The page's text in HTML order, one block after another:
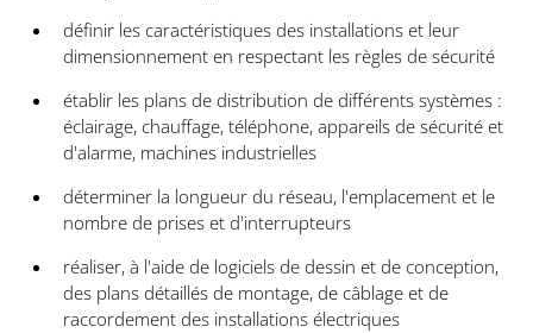
définir les caractéristiques des installations et leur
dimensionnement en respectant les règles de sécurité
établir les plans de distribution de différents systèmes :
éclairage, chauffage, téléphone, appareils de sécurité et
d'alarme, machines industrielles
déterminer la longueur du réseau, l'emplacement et le
nombre de prises et d'interrupteurs
réaliser, à l'aide de logiciels de dessin et de conception,
des plans détaillés de montage, de câblage et de
raccordement des installations électriques